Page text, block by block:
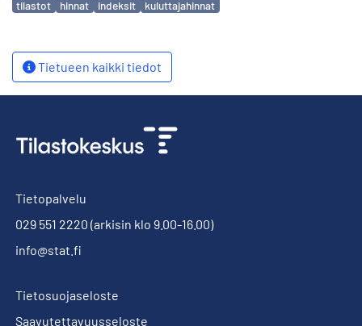
tilastot hinnat indeksit kuluttajahinnat
Tietueen kaikki tiedot
Tietopalvelu
029 551 2220 (arkisin klo 9.00-16.00)
info@stat.fi
Tietosuojaseloste
Saavutettavuusseloste